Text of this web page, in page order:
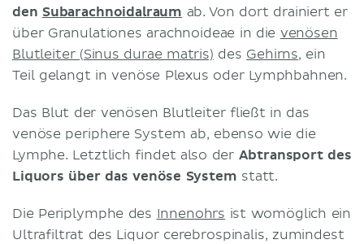
den Subarachnoidalraum ab. Von dort drainiert er
über Granulationes arachnoideae in die venösen
Blutleiter (Sinus durae matris) des Gehirns, ein
Teil gelangt in venöse Plexus oder Lymphbahnen.
Das Blut der venösen Blutleiter fließt in das
venöse periphere System ab, ebenso wie die
Lymphe. Letztlich findet also der Abtransport des
Liquors über das venöse System statt.
Die Periplymphe des Innenohrs ist womöglich ein
Ultrafiltrat des Liquor cerebrospinalis, zumindest